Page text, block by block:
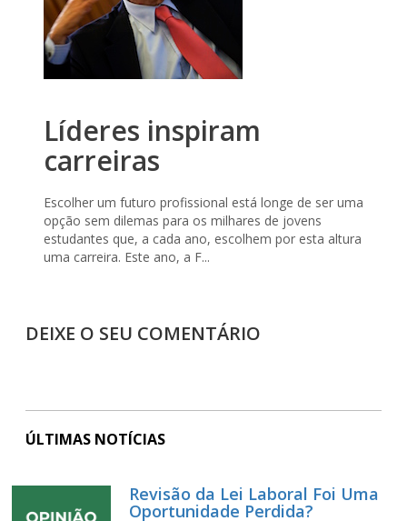
Líderes inspiram
carreiras
Escolher um futuro profissional está longe de ser uma
opção sem dilemas para os milhares de jovens
estudantes que, a cada ano, escolhem por esta altura
uma carreira. Este ano, a F...
DEIXE O SEU COMENTÁRIO
ÚLTIMAS NOTÍCIAS
Revisão da Lei Laboral Foi Uma
Oportunidade Perdida?